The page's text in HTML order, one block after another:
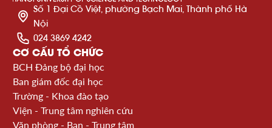
Số 1 Đại Cồ Việt, phường Bạch Mai, Thành phố Hà
Nội
024 3869 4242
CƠ CẤU TỔ CHỨC
BCH Đảng bộ đại học
Ban giám đốc đại học
Trường - Khoa đào tạo
Viện - Trung tâm nghiên cứu
Văn phòng - Ban - Trung tâm